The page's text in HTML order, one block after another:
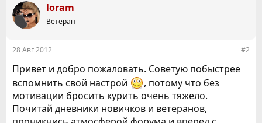
к
ц
и
loram
Ветеран
28 Авг 2012 #2
Привет и добро пожаловать. Советую побыстрее
вспомнить свой настрой
, потому что без
мотивации бросить курить очень тяжело.
Почитай дневники новичков и ветеранов,